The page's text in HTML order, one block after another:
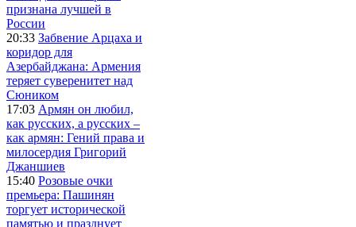
признана лучшей в
России
20:33 Забвение Арцаха и
коридор для
Азербайджана: Армения
теряет суверенитет над
Сюником
17:03 Армян он любил,
как русских, а русских –
как армян: Гений права и
милосердия Григорий
Джаншиев
15:40 Розовые очки
премьера: Пашинян
торгует исторической
памятью и празднует